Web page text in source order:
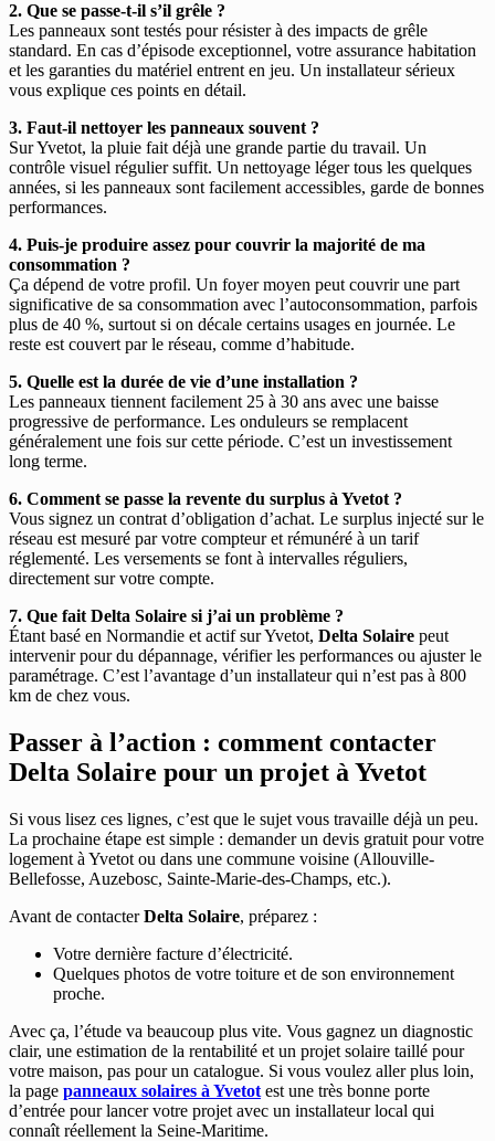
2. Que se passe-t-il s’il grêle ?
Les panneaux sont testés pour résister à des impacts de grêle
standard. En cas d’épisode exceptionnel, votre assurance habitation
et les garanties du matériel entrent en jeu. Un installateur sérieux
vous explique ces points en détail.
3. Faut-il nettoyer les panneaux souvent ?
Sur Yvetot, la pluie fait déjà une grande partie du travail. Un
contrôle visuel régulier suffit. Un nettoyage léger tous les quelques
années, si les panneaux sont facilement accessibles, garde de bonnes
performances.
4. Puis-je produire assez pour couvrir la majorité de ma
consommation ?
Ça dépend de votre profil. Un foyer moyen peut couvrir une part
significative de sa consommation avec l’autoconsommation, parfois
plus de 40 %, surtout si on décale certains usages en journée. Le
reste est couvert par le réseau, comme d’habitude.
5. Quelle est la durée de vie d’une installation ?
Les panneaux tiennent facilement 25 à 30 ans avec une baisse
progressive de performance. Les onduleurs se remplacent
généralement une fois sur cette période. C’est un investissement
long terme.
6. Comment se passe la revente du surplus à Yvetot ?
Vous signez un contrat d’obligation d’achat. Le surplus injecté sur le
réseau est mesuré par votre compteur et rémunéré à un tarif
réglementé. Les versements se font à intervalles réguliers,
directement sur votre compte.
7. Que fait Delta Solaire si j’ai un problème ?
Étant basé en Normandie et actif sur Yvetot, Delta Solaire peut
intervenir pour du dépannage, vérifier les performances ou ajuster le
paramétrage. C’est l’avantage d’un installateur qui n’est pas à 800
km de chez vous.
Passer à l’action : comment contacter
Delta Solaire pour un projet à Yvetot
Si vous lisez ces lignes, c’est que le sujet vous travaille déjà un peu.
La prochaine étape est simple : demander un devis gratuit pour votre
logement à Yvetot ou dans une commune voisine (Allouville-
Bellefosse, Auzebosc, Sainte-Marie-des-Champs, etc.).
Avant de contacterDelta Solaire, préparez :
Votre dernière facture d’électricité.
Quelques photos de votre toiture et de son environnement
proche.
Avec ça, l’étude va beaucoup plus vite. Vous gagnez un diagnostic
clair, une estimation de la rentabilité et un projet solaire taillé pour
votre maison, pas pour un catalogue. Si vous voulez aller plus loin,
la page panneaux solaires à Yvetot est une très bonne porte
d’entrée pour lancer votre projet avec un installateur local qui
connaît réellement la Seine-Maritime.